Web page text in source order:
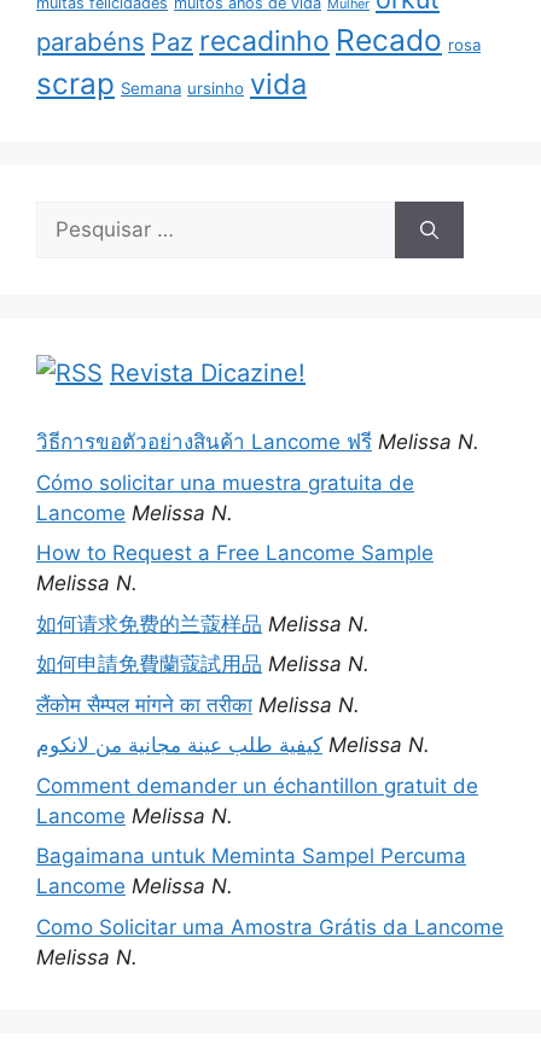
Mulher
parabéns Paz recadinho Recado rosa
scrap Semana ursinho vida
Pesquisar
Revista Dicazine!
วิธีการขอตัวอย่างสินค้า Lancome ฟรี Melissa N.
Cómo solicitar una muestra gratuita de
Lancome Melissa N.
How to Request a Free Lancome Sample
Melissa N.
如何请求免费的兰蔻样品 Melissa N.
如何申請免費蘭蔻試用品 Melissa N.
लैंकोम सैम्पल मांगने का तरीका Melissa N.
كيفية طلب عينة مجانية من لانكوم Melissa N.
Comment demander un échantillon gratuit de
Lancome Melissa N.
Bagaimana untuk Meminta Sampel Percuma
Lancome Melissa N.
Como Solicitar uma Amostra Grátis da Lancome
Melissa N.